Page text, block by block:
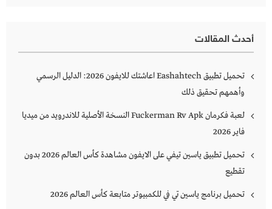
أحدث المقالات
تحميل تطبيق Eashahtech اعاشتك للايفون 2026: الدليل الرسمي
وأهمهم تحقيق ذلك
لعبة فكرمان Fuckerman Rv Apk النسخة الأصلية للاندرويد من ميديا
فاير 2026
تحميل تطبيق ياسين تيفي على الايفون مشاهدة كأس العالم 2026 بدون
تقطيع
تحميل برنامج ياسين تي في للكمبيوتر متابعة كأس العالم 2026